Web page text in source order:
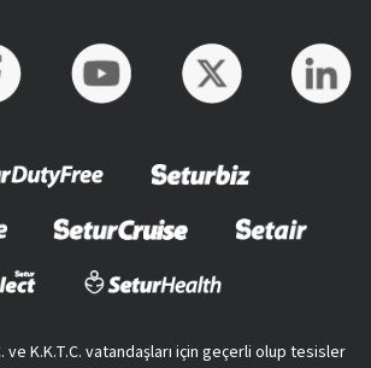
K.K.T.C. vatandaşları için geçerli olup tesisler